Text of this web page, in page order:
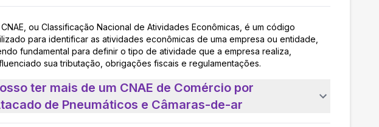
ou Classificação Nacional de Atividades Econômicas, é um código
para identificar as atividades econômicas de uma empresa ou entidade,
fundamental para definir o tipo de atividade que a empresa realiza,
sua tributação, obrigações fiscais e regulamentações.
ter mais de um CNAE de Comércio por
de Pneumáticos e Câmaras-de-ar